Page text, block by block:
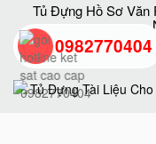
Tủ Đựng Hồ Sơ Văn
0982770404